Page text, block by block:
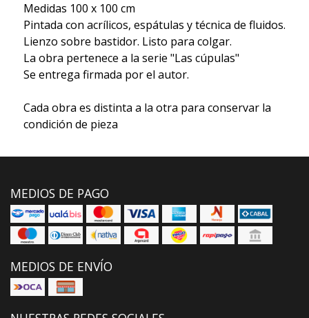
Medidas 100 x 100 cm
Pintada con acrílicos, espátulas y técnica de fluidos.
Lienzo sobre bastidor. Listo para colgar.
La obra pertenece a la serie "Las cúpulas"
Se entrega firmada por el autor.
Cada obra es distinta a la otra para conservar la
condición de pieza
MEDIOS DE PAGO
MEDIOS DE ENVÍO